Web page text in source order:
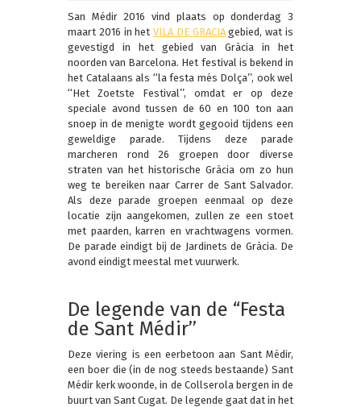
San Médir 2016 vind plaats op donderdag 3
maart 2016 in hetVILA DE GRACIAgebied, wat is
gevestigd in het gebied van Gràcia in het
noorden van Barcelona. Het festival is bekend in
het Catalaans als ‘‘la festa més Dolça’’, ook wel
‘‘Het Zoetste Festival’’, omdat er op deze
speciale avond tussen de 60 en 100 ton aan
snoep in de menigte wordt gegooid tijdens een
geweldige parade. Tijdens deze parade
marcheren rond 26 groepen door diverse
straten van het historische Gràcia om zo hun
weg te bereiken naar Carrer de Sant Salvador.
Als deze parade groepen eenmaal op deze
locatie zijn aangekomen, zullen ze een stoet
met paarden, karren en vrachtwagens vormen.
De parade eindigt bij de Jardinets de Gràcia. De
avond eindigt meestal met vuurwerk.
De legende van de “Festa
de Sant Médir’’
Deze viering is een eerbetoon aan Sant Médir,
een boer die (in de nog steeds bestaande) Sant
Médir kerk woonde, in de Collserola bergen in de
buurt van Sant Cugat. De legende gaat dat in het